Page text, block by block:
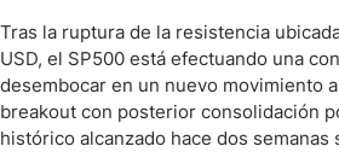
Tras la ruptura de la resistencia
USD, el SP500 está efectuando una
desembocar en un nuevo movimiento
breakout con posterior consolidación
histórico alcanzado hace dos